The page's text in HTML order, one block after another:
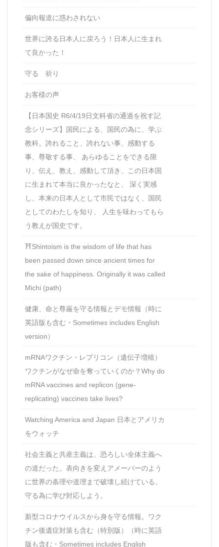
偏向報道に惑わされない
世界に誇る日本人に戻ろう！日本人に生まれ
て良かった！
守る 祈り
お客様の声
【日本国史 R6/4/19日文科省の通過を祝す記
念シリーズ】国民による、国民の為に、学ぶ
教科。誇れること、誇れない事、感動する
事、尊敬する事、 あらゆることをできる限
り、伝え、教え、感動して頂き、この日本国
に生まれて本当に良かったなと、 深く実感
し、本来の日本人として市民ではなく、国民
としてのわたしを知り、 人生を味わってもら
う教えが国史です。
⛩Shintoism is the wisdom of life that has
been passed down since ancient times for
the sake of happiness. Originally it was called
Michi (path)
健康、命と尊厳を守る情報とデモ情報（時に
英語版も含む・Sometimes includes English
version）
mRNAワクチン・レプリコン（遺伝子増殖）
ワクチンがなぜ命を奪っていくのか？Why do
mRNA vaccines and replicon (gene-
replicating) vaccines take lives?
Watching America and Japan 日本とアメリカ
をウォッチ
社会主義と共産主義は、恐ろしい全体主義へ
の道だった。表向きを変えアメーバーのよう
に世界の条理や道理まで破壊し続けている。
守る為に学び対応しよう。
新型コロナウイルスから身を守る情報。ワク
チン後遺症対策も含む（特別版）（時に英語
版も含む・Sometimes includes English